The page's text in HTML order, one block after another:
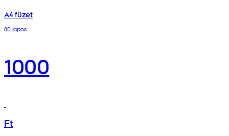
A4 füzet
80 lapos
1000
Ft